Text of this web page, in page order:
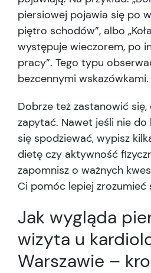
piersiowej pojawia się po
piętro schodów”, albo
występuje wieczorem, po
pracy”. Tego typu
bezcennymi wskazówkami.
Dobrze też zastanowić
zapytać. Nawet jeśli nie do
się spodziewać, wypisz
dietę czy aktywność
zapomnisz o ważnych
Ci pomóc lepiej zrozumieć
Jak wygląda
wizyta u
Warszawie –